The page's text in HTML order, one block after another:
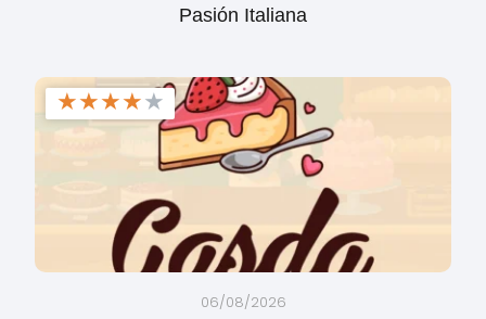
Pasión Italiana
★★★★★
06/08/2026